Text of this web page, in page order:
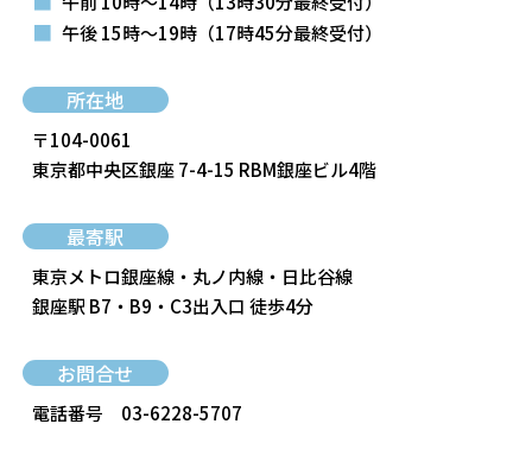
■ 午後 15時～19時 （17時45分最終受付）
所在地
〒104-0061
東京都中央区銀座 7-4-15 RBM銀座ビル4階
最寄駅
東京メトロ銀座線・丸ノ内線・日比谷線
銀座駅 B7・B9・C3出入口 徒歩4分
お問合せ
電話番号 03-6228-5707